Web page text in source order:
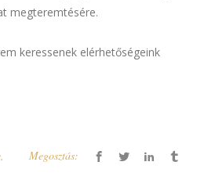
megteremtésére.
keressenek elérhetőségeink
Megosztás: